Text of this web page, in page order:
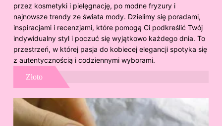
przez kosmetyki i pielęgnację, po modne fryzury i
najnowsze trendy ze świata mody. Dzielimy się poradami,
inspiracjami i recenzjami, które pomogą Ci podkreślić Twój
indywidualny styl i poczuć się wyjątkowo każdego dnia. To
przestrzeń, w której pasja do kobiecej elegancji spotyka się
z autentycznością i codziennymi wyborami.
Złoto